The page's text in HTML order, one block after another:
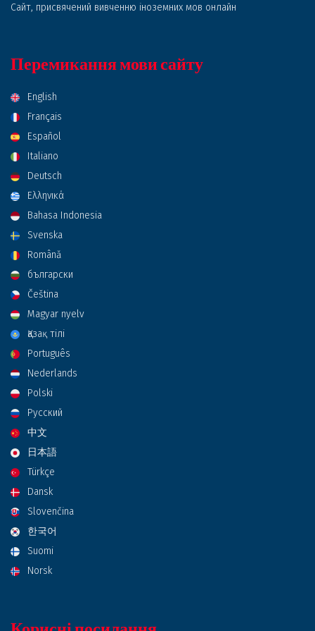
Сайт, присвячений вивченню іноземних мов онлайн
Перемикання мови сайту
English
Français
Español
Italiano
Deutsch
Ελληνικά
Bahasa Indonesia
Svenska
Română
български
Čeština
Magyar nyelv
Қазақ тілі
Português
Nederlands
Polski
Русский
中文
日本語
Türkçe
Dansk
Slovenčina
한국어
Suomi
Norsk